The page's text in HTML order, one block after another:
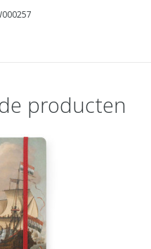
producten